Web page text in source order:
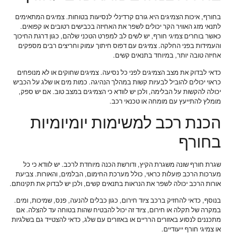
בחורף, איכות הצמיגים היא גורם קרדינלי לנסיעות בטוחות. צמיגים המתאימים
לתנאי מזג האוויר הקר יכולים לשפר את האחיזה בכבישים רטובים או קפואים.
כאשר בוחרים צמיגי חורף, יש לשים לב למפרט הטכני שלהם, כגון דרגת החיכוך
והעמידות בפני החלקה. צמיגים עם דפוס חיתוך עמוק וחריצים רבים מספקים
אחיזה טובה יותר, במיוחד בתנאים קשים.
כדאי לבדוק את מצב הצמיגים לפני כל נסיעה. צמיגים שחוקים או לא מנופחים
כראוי יכולים להוביל לבעיות קשות במהלך הנהיגה. כמות מים או שלג על הכביש
יכולה להקשות על הבלימה, ולכן יש לוודא כי הצמיגים במצב טוב. אם יש ספק,
מומלץ להתייעץ עם מומחה או טכנאי רכב.
הכנת רכב למשימות יומיומיות
בחורף
שגרת חורף שונה משגרת הקיץ, ודורשת הכנה מיוחדת לרכב. יש לוודא כי כל
מערכות הרכב פועלות כראוי, כולל מערכת החימום, הבלמים, והאורות. צביעת
אורות הרכב יכולה לשפר את הנראות בתנאים קשים, ולכן יש לבדוק את תקינותם.
בנוסף, כדאי להחזיק ברכב ציוד חירום, כגון כבלים להנעה, פנס, שמיכות, ומים.
במקרה של תקלה או חירום, ציוד זה יכול להבטיח שהות בטוחה עד להצלה. אם
מתכננים לנסוע באזורים הרריים או באזורים עם שלג, כדאי להצטייד גם בשלגיות
או צמיגי חורף ייעודיים.